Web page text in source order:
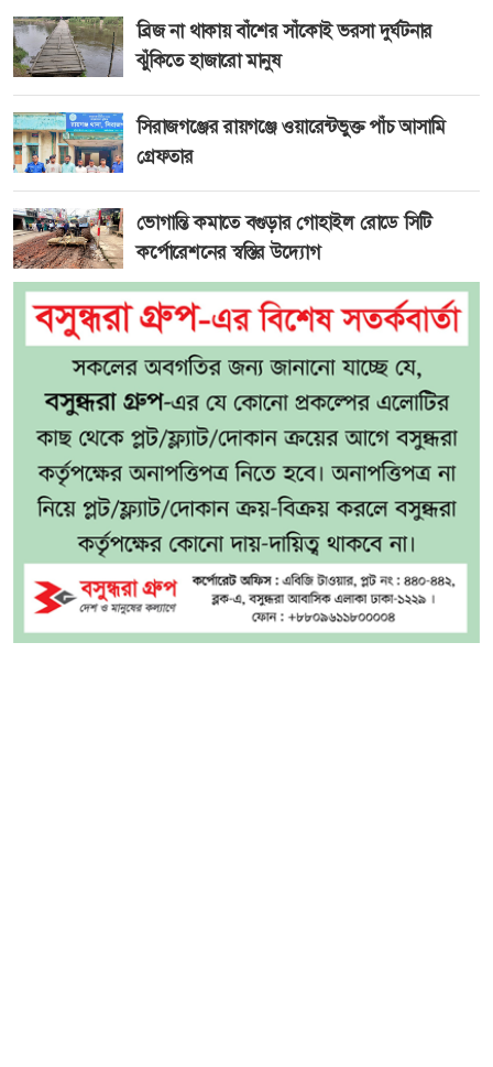
ব্রিজ না থাকায় বাঁশের সাঁকোই ভরসা দুর্ঘটনার
ঝুঁকিতে হাজারো মানুষ
সিরাজগঞ্জের রায়গঞ্জে ওয়ারেন্টভুক্ত পাঁচ আসামি
গ্রেফতার
ভোগান্তি কমাতে বগুড়ার গোহাইল রোডে সিটি
কর্পোরেশনের স্বস্তির উদ্যোগ